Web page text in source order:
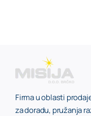
Firma u oblasti
za doradu, pružanja